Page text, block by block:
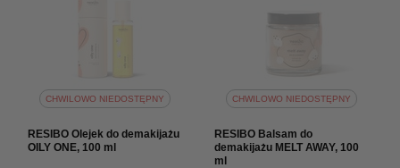
CHWILOWO NIEDOSTĘPNY
RESIBO Olejek do demakijażu
OILY ONE, 100 ml
CHWILOWO NIEDOSTĘPNY
RESIBO Balsam do
demakijażu MELT AWAY, 100
ml